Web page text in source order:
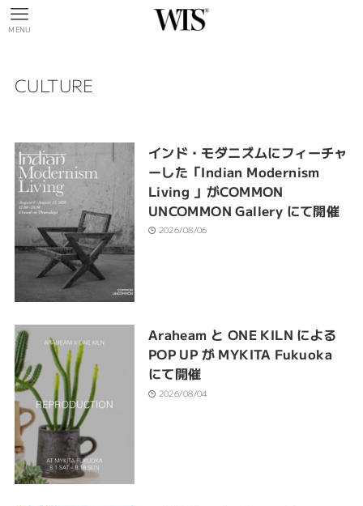
MENU
CULTURE
インド・モダニズムにフィーチャ
ーした「Indian Modernism
Living 」がCOMMON
UNCOMMON Gallery にて開催
2026/08/06
Araheam と ONE KILN による
POP UP が MYKITA Fukuoka
にて開催
2026/08/04